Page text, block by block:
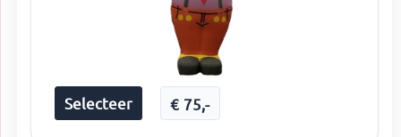
Selecteer € 75,-